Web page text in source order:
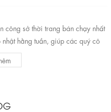
công sở thời trang bán chạy nhất
hằng tuần, giúp các quý cô
để chọn lựa mà vẫn nắm bắt
yêu thích nhất trong mùa.